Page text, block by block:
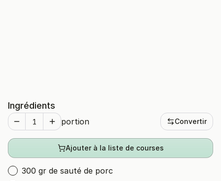
Ingrédients
portion Convertir
Ajouter à la liste de courses
300 gr de sauté de porc